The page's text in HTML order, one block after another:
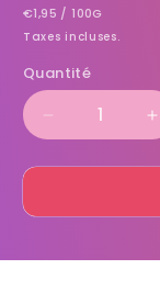
habituel
PRIX
€1,95 / PAR
100G
Taxes incluses.
Quantité
Réduire
quantité
Flanbolo